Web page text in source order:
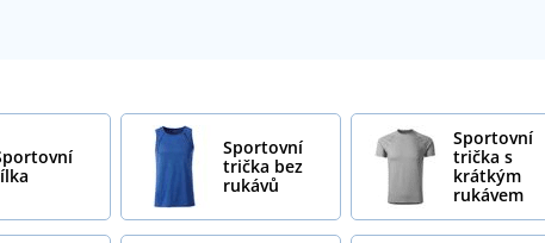
Sportovní
trička bez
rukávů
Sportovní
trička s
krátkým
rukávem